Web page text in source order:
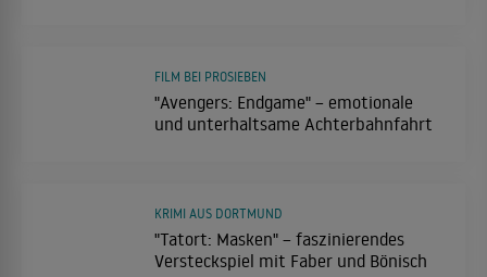
"Avengers: Endgame" – emotionale
und unterhaltsame Achterbahnfahrt
FILM BEI PROSIEBEN
"Tatort: Masken" – faszinierendes
Versteckspiel mit Faber und Bönisch
KRIMI AUS DORTMUND